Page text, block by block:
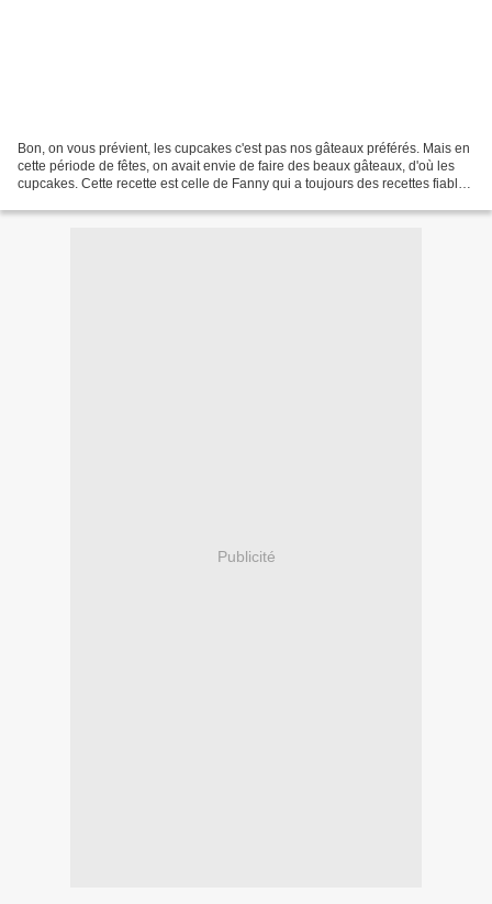
Bon, on vous prévient, les cupcakes c'est pas nos gâteaux préférés. Mais en
cette période de fêtes, on avait envie de faire des beaux gâteaux, d'où les
cupcakes. Cette recette est celle de Fanny qui a toujours des recettes fiables
Publicité